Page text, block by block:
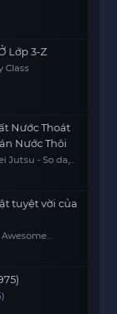
Lớp 3-Z
Class
Nước Thoát
Nước Thôi
Jutsu - So da,
tuyệt vời của